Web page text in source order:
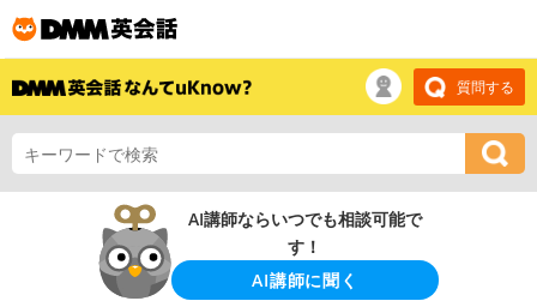
質問する
AI講師ならいつでも相談可能で
す！
AI講師に聞く